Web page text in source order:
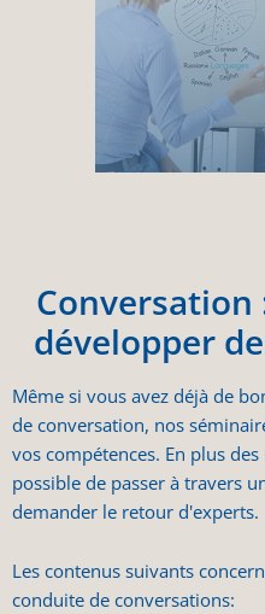
Conversation
développer
Même si vous avez déjà de
de conversation, nos
vos compétences. En plus
possible de passer à travers
demander le retour d'experts.
Les contenus suivants
conduite de conversations: